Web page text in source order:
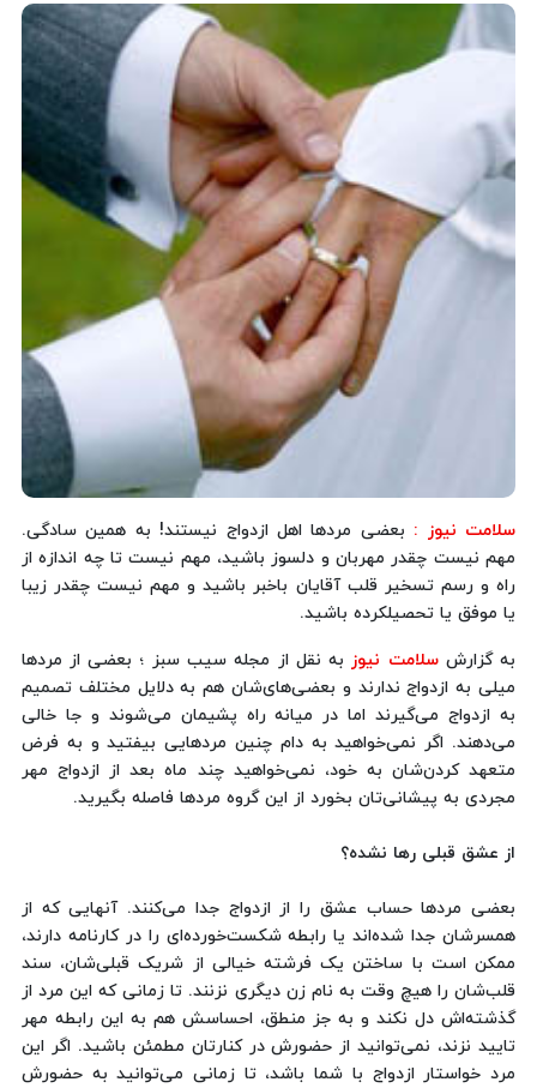
سلامت نیوز : بعضی مردها اهل ازدواج نیستند! به همین سادگی.
مهم نیست چقدر مهربان و دلسوز باشید، مهم نیست تا چه اندازه از
راه و رسم تسخیر قلب آقایان باخبر باشید و مهم نیست چقدر زیبا
یا موفق یا تحصیلکرده باشید.
به گزارشسلامت نیوز به نقل از مجله سیب سبز ؛ بعضی از مردها
میلی به ازدواج ندارند و بعضی‌های‌شان هم به دلایل مختلف تصمیم
به ازدواج می‌گیرند اما در میانه راه پشیمان می‌شوند و جا خالی
می‌دهند. اگر نمی‌خواهید به دام چنین مردهایی بیفتید و به فرض
متعهد کردن‌شان به خود، نمی‌خواهید چند ماه بعد از ازدواج مهر
مجردی به پیشانی‌تان بخورد از این گروه مردها فاصله بگیرید.
از عشق قبلی رها نشده؟
بعضی مردها حساب عشق را از ازدواج جدا می‌کنند. آنهایی که از
همسرشان جدا شده‌اند یا رابطه شکست‌خورده‌ای را در کارنامه دارند،
ممکن است با ساختن یک فرشته خیالی از شریک قبلی‌شان، سند
قلب‌شان را هیچ وقت به نام زن دیگری نزنند. تا زمانی که این مرد از
گذشته‌اش دل نکند و به جز منطق، احساسش هم به این رابطه مهر
تایید نزند، نمی‌توانید از حضورش در کنارتان مطمئن باشید. اگر این
مرد خواستار ازدواج با شما باشد، تا زمانی می‌توانید به حضورش